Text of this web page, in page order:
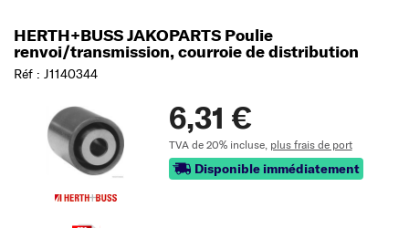
HERTH+BUSS JAKOPARTS Poulie
renvoi/transmission, courroie de distribution
Réf : J1140344
6,31 €
TVA de 20% incluse, plus frais de port
Disponible immédiatement